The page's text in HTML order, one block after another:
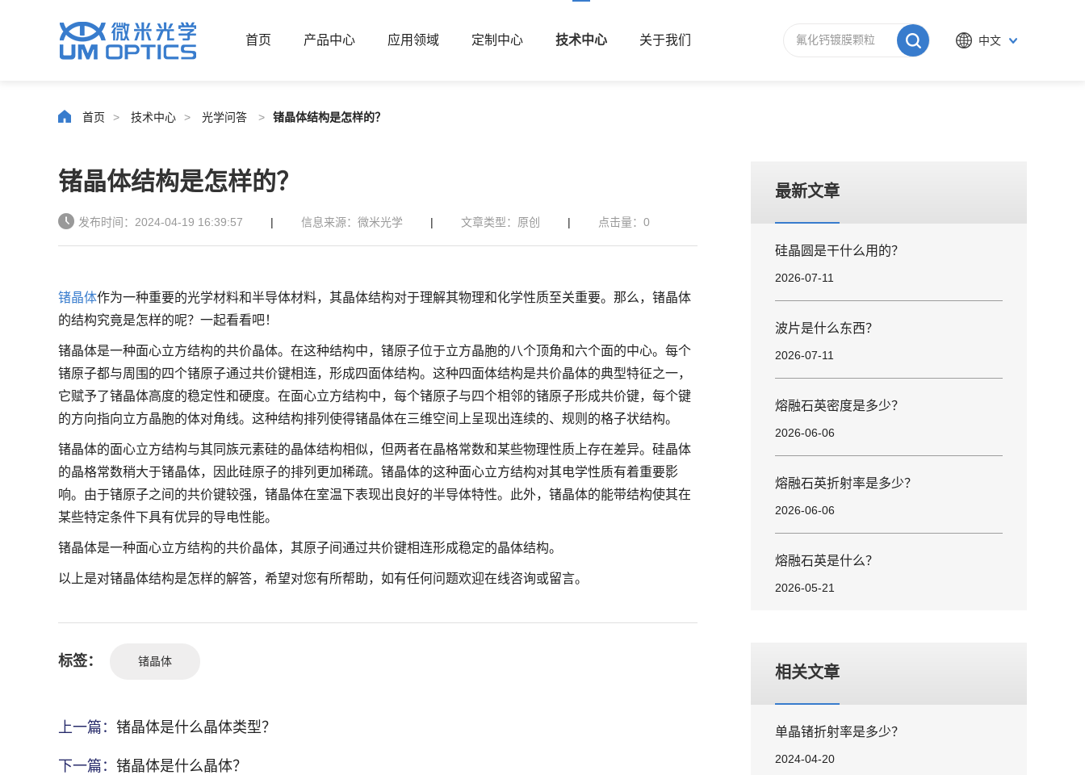
首页 产品中心 应用领域 定制中心 技术中心 关于我们 中文
首页 > 技术中心 > 光学问答 > 锗晶体结构是怎样的？
锗晶体结构是怎样的？
发布时间：2024-04-19 16:39:57 | 信息来源：微米光学 | 文章类型：原创 | 点击量： 0
锗晶体作为一种重要的光学材料和半导体材料，其晶体结构对于理解其物理和化学性质至关重要。那么，锗晶体
的结构究竟是怎样的呢？一起看看吧！
锗晶体是一种面心立方结构的共价晶体。在这种结构中，锗原子位于立方晶胞的八个顶角和六个面的中心。每个
锗原子都与周围的四个锗原子通过共价键相连，形成四面体结构。这种四面体结构是共价晶体的典型特征之一，
它赋予了锗晶体高度的稳定性和硬度。在面心立方结构中，每个锗原子与四个相邻的锗原子形成共价键，每个键
的方向指向立方晶胞的体对角线。这种结构排列使得锗晶体在三维空间上呈现出连续的、规则的格子状结构。
锗晶体的面心立方结构与其同族元素硅的晶体结构相似，但两者在晶格常数和某些物理性质上存在差异。硅晶体
的晶格常数稍大于锗晶体，因此硅原子的排列更加稀疏。锗晶体的这种面心立方结构对其电学性质有着重要影
响。由于锗原子之间的共价键较强，锗晶体在室温下表现出良好的半导体特性。此外，锗晶体的能带结构使其在
某些特定条件下具有优异的导电性能。
锗晶体是一种面心立方结构的共价晶体，其原子间通过共价键相连形成稳定的晶体结构。
以上是对锗晶体结构是怎样的解答，希望对您有所帮助，如有任何问题欢迎在线咨询或留言。
标签： 锗晶体
上一篇： 锗晶体是什么晶体类型？
下一篇： 锗晶体是什么晶体？
最新文章
硅晶圆是干什么用的？
2026-07-11
波片是什么东西？
2026-07-11
熔融石英密度是多少？
2026-06-06
熔融石英折射率是多少？
2026-06-06
熔融石英是什么？
2026-05-21
相关文章
单晶锗折射率是多少？
2024-04-20